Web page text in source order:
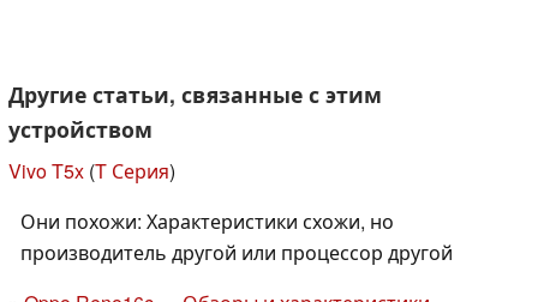
Другие статьи, связанные с этим
устройством
Vivo T5x (T Серия)
Они похожи: Характеристики схожи, но
производитель другой или процессор другой